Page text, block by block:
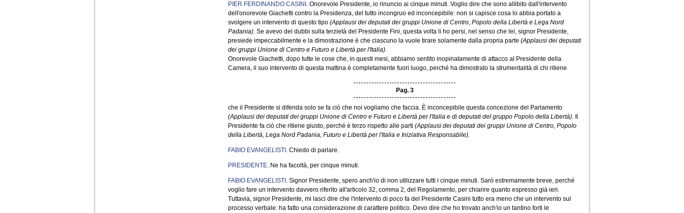
PIER FERDINANDO CASINI . Onorevole Presidente, io rinuncio ai cinque minuti. Voglio dire che sono allibito dall'intervento
dell'onorevole Giachetti contro la Presidenza, del tutto incongruo ed inconcepibile: non si capisce cosa lo abbia portato a
svolgere un intervento di questo tipo (Applausi dei deputati dei gruppi Unione di Centro, Popolo della Libertà e Lega Nord
Padania). Se avevo dei dubbi sulla terzietà del Presidente Fini, questa volta li ho persi, nel senso che lei, signor Presidente,
presiede impeccabilmente e la dimostrazione è che ciascuno la vuole tirare solamente dalla propria parte (Applausi dei deputati
dei gruppi Unione di Centro e Futuro e Libertà per l'Italia).
Onorevole Giachetti, dopo tutte le cose che, in questi mesi, abbiamo sentito inopinatamente di attacco al Presidente della
Camera, il suo intervento di questa mattina è completamente fuori luogo, perché ha dimostrato la strumentalità di chi ritiene
Pag. 3
che il Presidente si difenda solo se fa ciò che noi vogliamo che faccia. È inconcepibile questa concezione del Parlamento
(Applausi dei deputati dei gruppi Unione di Centro e Futuro e Libertà per l'Italia e di deputati del gruppo Popolo della Libertà).
Presidente fa ciò che ritiene giusto, perché è terzo rispetto alle parti (Applausi dei deputati dei gruppi Unione di Centro, Popolo
della Libertà, Lega Nord Padania, Futuro e Libertà per l'Italia e Iniziativa Responsabile).
FABIO EVANGELISTI . Chiedo di parlare.
PRESIDENTE. Ne ha facoltà, per cinque minuti.
FABIO EVANGELISTI . Signor Presidente, spero anch'io di non utilizzare tutti i cinque minuti. Sarò estremamente breve, perché
voglio fare un intervento davvero riferito all'articolo 32, comma 2, del Regolamento, per chiarire quanto espresso già ieri.
Tuttavia, signor Presidente, mi lasci dire che l'intervento di poco fa del Presidente Casini tutto era meno che un intervento sul
processo verbale: ha fatto una considerazione di carattere politico. Devo dire che ho trovato anch'io un tantino forti le